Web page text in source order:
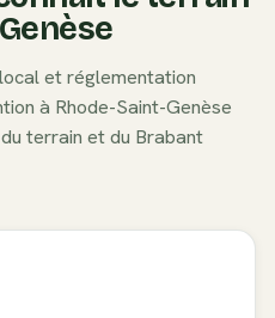
et réglementation
à Rhode-Saint-Genèse
terrain et du Brabant